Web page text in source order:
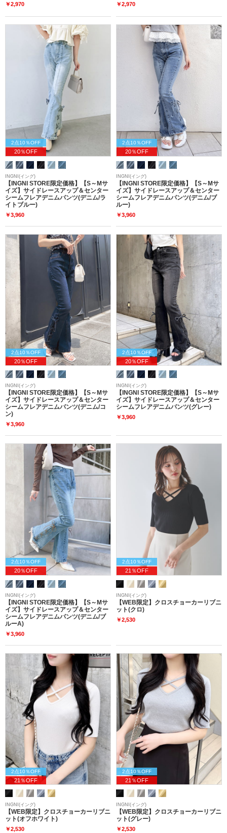
￥2,970 ￥2,970
2点10％OFF
20％OFF
INGNI(イング)
【INGNI STORE限定価格】【S～Mサ
イズ】サイドレースアップ＆センター
シームフレアデニムパンツ(デニム/ラ
イトブルー)
￥3,960
2点10％OFF
20％OFF
INGNI(イング)
【INGNI STORE限定価格】【S～Mサ
イズ】サイドレースアップ＆センター
シームフレアデニムパンツ(デニム/ブ
ルー)
￥3,960
2点10％OFF
20％OFF
INGNI(イング)
【INGNI STORE限定価格】【S～Mサ
イズ】サイドレースアップ＆センター
シームフレアデニムパンツ(デニム/コ
ン)
￥3,960
2点10％OFF
20％OFF
INGNI(イング)
【INGNI STORE限定価格】【S～Mサ
イズ】サイドレースアップ＆センター
シームフレアデニムパンツ(グレー)
￥3,960
2点10％OFF
20％OFF
INGNI(イング)
【INGNI STORE限定価格】【S～Mサ
イズ】サイドレースアップ＆センター
シームフレアデニムパンツ(デニム/ブ
ルーA)
￥3,960
2点10％OFF
21％OFF
INGNI(イング)
【WEB限定】クロスチョーカーリブニ
ット(クロ)
￥2,530
2点10％OFF
21％OFF
INGNI(イング)
【WEB限定】クロスチョーカーリブニ
ット(オフホワイト)
￥2,530
2点10％OFF
21％OFF
INGNI(イング)
【WEB限定】クロスチョーカーリブニ
ット(グレー)
￥2,530